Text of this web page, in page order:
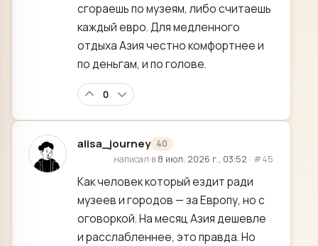
сгораешь по музеям, либо считаешь
каждый евро. Для медленного
отдыха Азия честно комфортнее и
по деньгам, и по голове.
0
alisa_journey 40
отредактировано
написал в 8 июл. 2026 г., 03:52 · #45
Как человек который ездит ради
музеев и городов — за Европу, но с
оговоркой. На месяц Азия дешевле
и расслабленнее, это правда. Но